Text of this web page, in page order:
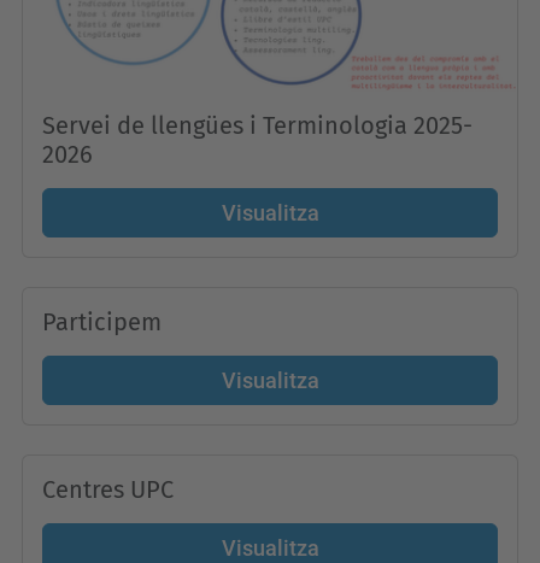
Servei de llengües i Terminologia 2025-
2026
Visualitza
Participem
Visualitza
Centres UPC
Visualitza